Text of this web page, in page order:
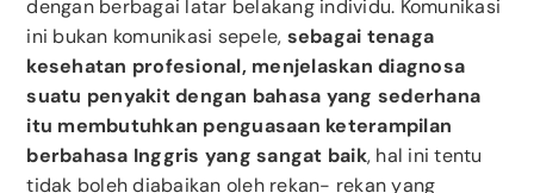
dengan berbagai latar belakang individu. Komunikasi
ini bukan komunikasi sepele, sebagai tenaga
kesehatan profesional, menjelaskan diagnosa
suatu penyakit dengan bahasa yang sederhana
itu membutuhkan penguasaan keterampilan
berbahasa Inggris yang sangat baik, hal ini tentu
tidak boleh diabaikan oleh rekan- rekan yang